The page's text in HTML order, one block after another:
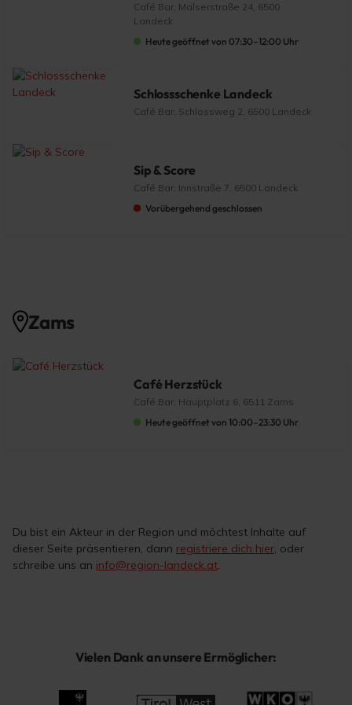
Café Bar, Malserstraße 24, 6500
Landeck
Heute geöffnet von 07:30–12:00 Uhr
Schlossschenke Landeck
Café Bar, Schlossweg 2, 6500 Landeck
Sip & Score
Café Bar, Innstraße 7, 6500 Landeck
Vorübergehend geschlossen
Zams
Café Herzstück
Café Bar, Hauptplatz 6, 6511 Zams
Heute geöffnet von 10:00–23:30 Uhr
Du bist ein Akteur in der Region und möchtest Inhalte auf
dieser Seite präsentieren, dann registriere dich hier, oder
schreibe uns an info@region-landeck.at.
Vielen Dank an unsere Ermöglicher: